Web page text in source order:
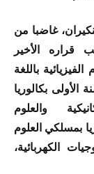
غاضبا من
قراره الأخير
باللغة
الأولى بكالوريا
والعلوم
بمسلكي العلوم
الكهربائية،